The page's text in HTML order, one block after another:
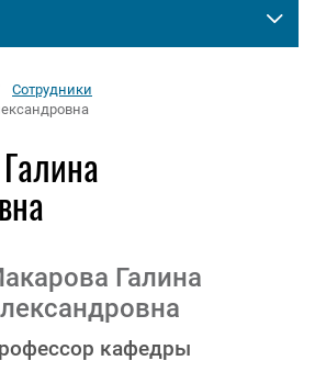
Сотрудники
Галина
кафедры